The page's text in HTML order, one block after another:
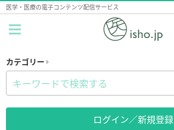
医学・医療の電子コンテンツ配信サービス
カテゴリー
ログイン／新規登録